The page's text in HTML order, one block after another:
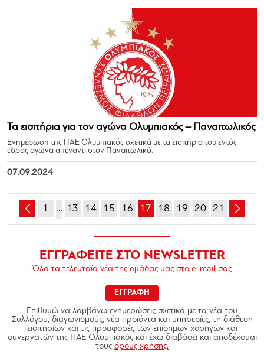
Τα εισιτήρια για τον αγώνα Ολυμπιακός – Παναιτωλικός
Ενημέρωση της ΠΑΕ Ολυμπιακός σχετικά με τα εισιτήρια του εντός
έδρας αγώνα απέναντι στον Παναιτωλικό.
07.09.2024
1 … 13 14 15 16 17 18 19 20 21
ΕΓΓΡΑΦΕΙΤΕ ΣΤΟ NEWSLETTER
Όλα τα τελευταία νέα της ομάδας μας στο e-mail σας
ΕΓΓΡΑΦΗ
Επιθυμώ να λαμβάνω ενημερώσεις σχετικά με τα νέα του
Συλλόγου, διαγωνισμούς, νέα προϊόντα και υπηρεσίες, τη διάθεση
εισιτηρίων και τις προσφορές των επίσημων χορηγών και
συνεργατών της ΠΑΕ Ολυμπιακός και έχω διαβάσει και αποδέχομαι
τους όρους χρήσης.